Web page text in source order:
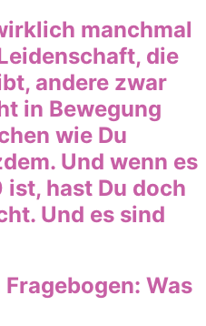
manchmal
die
andere zwar
in Bewegung
wie Du
Und wenn es
hast Du doch
Und es sind
Was